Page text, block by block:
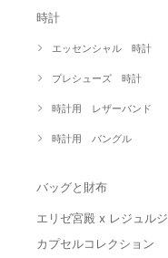
時計
エッセンシャル 時計
プレシューズ 時計
時計用 レザーバンド
時計用 バングル
バッグと財布
エリゼ宮殿 x レジュル
カプセルコレクション